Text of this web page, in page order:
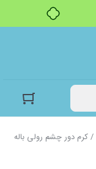
/ کرم دور چشم رولی باله